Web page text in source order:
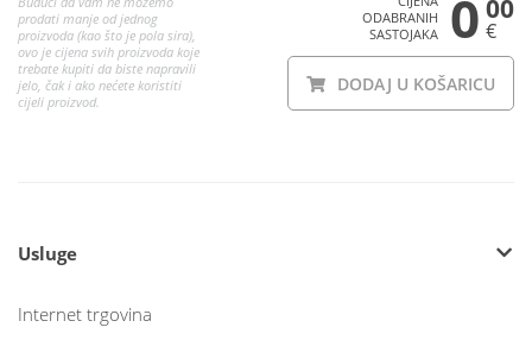
prodati manje od jednog
proizvoda (kao što je pola sira),
ovo je cijena svih proizvoda koje
trebate kupiti da biste napravili
jelo, čak i ako nećete koristiti
cijeli proizvod.
ODABRANIH
SASTOJAKA
0 00
€
DODAJ U KOŠARICU
Usluge
Internet trgovina